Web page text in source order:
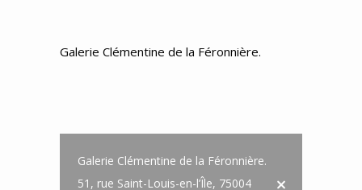
Galerie Clémentine de la Féronnière.
Galerie Clémentine de la Féronnière.
51, rue Saint-Louis-en-l’Île, 75004